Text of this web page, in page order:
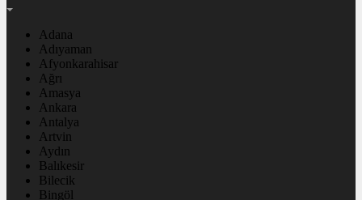
Adana
Adıyaman
Afyonkarahisar
Ağrı
Amasya
Ankara
Antalya
Artvin
Aydın
Balıkesir
Bilecik
Bingöl